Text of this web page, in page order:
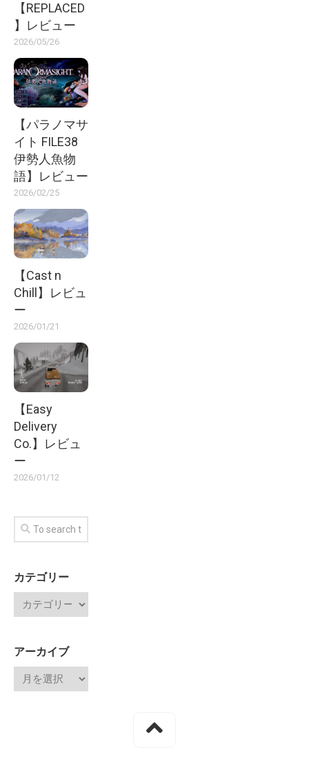
【REPLACED
】レビュー
2026/05/26
【パラノマサ
イト FILE38
伊勢人魚物
語】レビュー
2026/02/25
【Cast n
Chill】レビュ
ー
2026/01/21
【Easy
Delivery
Co.】レビュ
ー
2026/01/12
カテゴリー
アーカイブ